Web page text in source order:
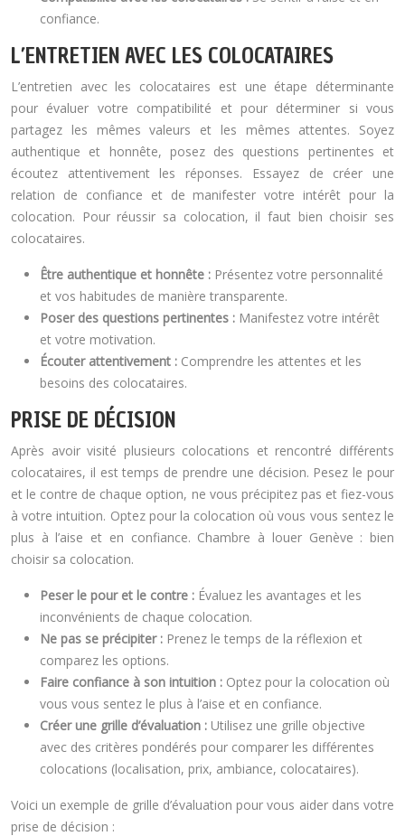
confiance.
L’ENTRETIEN AVEC LES COLOCATAIRES
L’entretien avec les colocataires est une étape déterminante
pour évaluer votre compatibilité et pour déterminer si vous
partagez les mêmes valeurs et les mêmes attentes. Soyez
authentique et honnête, posez des questions pertinentes et
écoutez attentivement les réponses. Essayez de créer une
relation de confiance et de manifester votre intérêt pour la
colocation. Pour réussir sa colocation, il faut bien choisir ses
colocataires.
Être authentique et honnête : Présentez votre personnalité
et vos habitudes de manière transparente.
Poser des questions pertinentes : Manifestez votre intérêt
et votre motivation.
Écouter attentivement : Comprendre les attentes et les
besoins des colocataires.
PRISE DE DÉCISION
Après avoir visité plusieurs colocations et rencontré différents
colocataires, il est temps de prendre une décision. Pesez le pour
et le contre de chaque option, ne vous précipitez pas et fiez-vous
à votre intuition. Optez pour la colocation où vous vous sentez le
plus à l’aise et en confiance. Chambre à louer Genève : bien
choisir sa colocation.
Peser le pour et le contre : Évaluez les avantages et les
inconvénients de chaque colocation.
Ne pas se précipiter : Prenez le temps de la réflexion et
comparez les options.
Faire confiance à son intuition : Optez pour la colocation où
vous vous sentez le plus à l’aise et en confiance.
Créer une grille d’évaluation : Utilisez une grille objective
avec des critères pondérés pour comparer les différentes
colocations (localisation, prix, ambiance, colocataires).
Voici un exemple de grille d’évaluation pour vous aider dans votre
prise de décision :